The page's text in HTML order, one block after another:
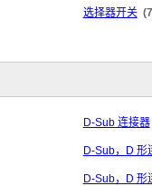
选择器开关
D-Sub 连接器
D-Sub，D 形
D-Sub，D 形